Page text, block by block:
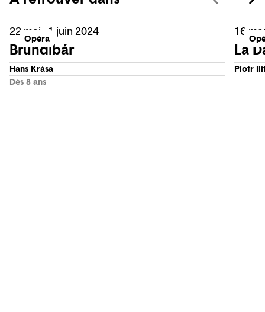
Opéra
22 mai - 1 juin 2024
Brundibár
Hans Krása
Dès 8 ans
16
La
Piotr